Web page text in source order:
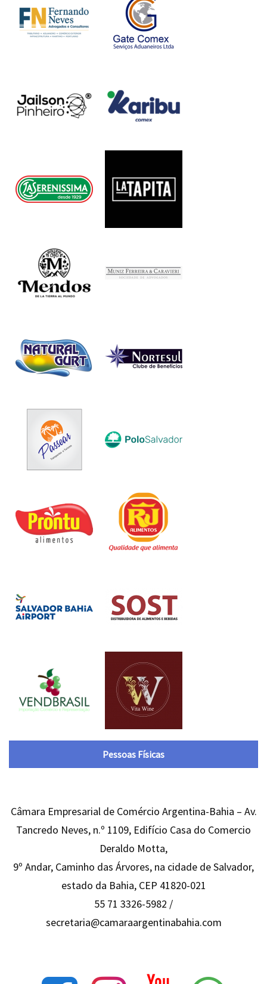
Pessoas Físicas
Câmara Empresarial de Comércio Argentina-Bahia – Av.
Tancredo Neves, n.º 1109, Edifício Casa do Comercio
Deraldo Motta,
9º Andar, Caminho das Árvores, na cidade de Salvador,
estado da Bahia, CEP 41820-021
55 71 3326-5982 /
secretaria@camaraargentinabahia.com